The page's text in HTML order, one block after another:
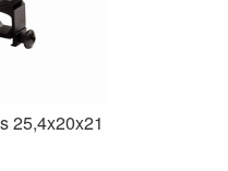
25,4x20x21